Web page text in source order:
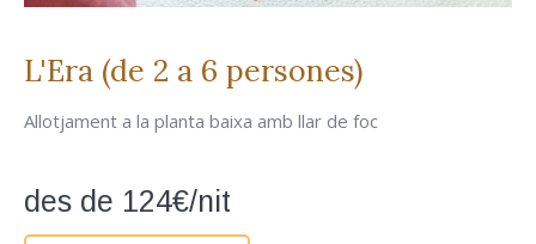
L'Era (de 2 a 6 persones)
Allotjament a la planta baixa amb llar de foc
des de 124€/nit